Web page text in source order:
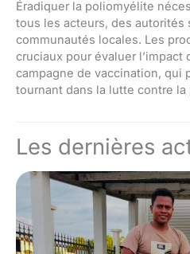
Éradiquer la poliomyélite
tous les acteurs, des autorités
communautés locales. Les
cruciaux pour évaluer l’impact
campagne de vaccination, qui
tournant dans la lutte contre la
Les dernières